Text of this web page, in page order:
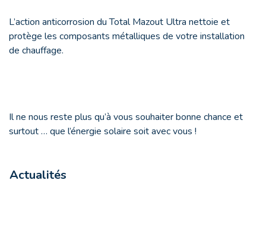
L’action anticorrosion du Total Mazout Ultra nettoie et
protège les composants métalliques de votre installation
de chauffage.
Il ne nous reste plus qu’à vous souhaiter bonne chance et
surtout … que l’énergie solaire soit avec vous !
Actualités